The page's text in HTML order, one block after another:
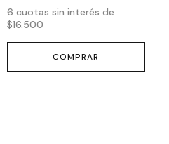
6 cuotas sin interés de
$16.500
COMPRAR